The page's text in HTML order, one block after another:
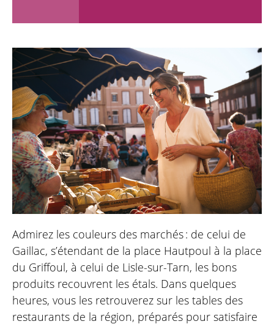
Admirez les couleurs des marchés : de celui de
Gaillac, s’étendant de la place Hautpoul à la place
du Griffoul, à celui de Lisle-sur-Tarn, les bons
produits recouvrent les étals. Dans quelques
heures, vous les retrouverez sur les tables des
restaurants de la région, préparés pour satisfaire